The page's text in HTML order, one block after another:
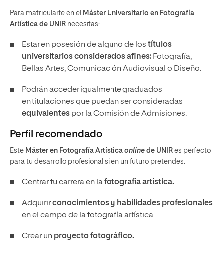
Para matricularte en el Máster Universitario en Fotografía
Artística de UNIR necesitas:
Estar en posesión de alguno de los títulos
universitarios considerados afines: Fotografía,
Bellas Artes, Comunicación Audiovisual o Diseño.
Podrán acceder igualmente graduados
en titulaciones que puedan ser consideradas
equivalentes por la Comisión de Admisiones.
Perfil recomendado
Este Máster en Fotografía Artística online de UNIR es perfecto
para tu desarrollo profesional si en un futuro pretendes:
Centrar tu carrera en lafotografía artística.
Adquirirconocimientos y habilidades profesionales
en el campo de la fotografía artística.
Crear un proyecto fotográfico.